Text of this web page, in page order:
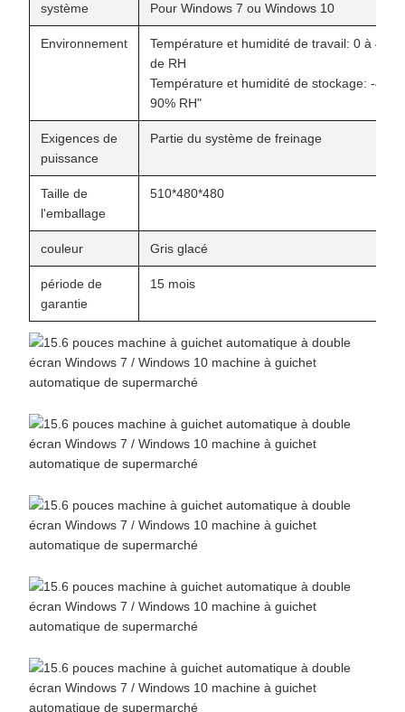
système Pour Windows 7 ou Windows 10
Environnement
Température et humidité de travail: 0 à 40
de RH
Température et humidité de stockage: -40 à
90% RH"
Exigences de
puissance
Partie du système de freinage
Taille de
l'emballage
510*480*480
couleur Gris glacé
période de
garantie
15 mois